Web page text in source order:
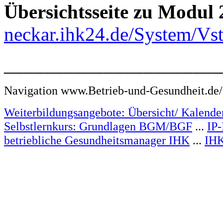
Übersichtsseite zu Modul
neckar.ihk24.de/System/
Navigation www.Betrieb-und-
Weiterbildungsangebote: Übersicht/
Selbstlernkurs: Grundlagen BGM/BGF ...
betriebliche Gesundheitsmanager IHK ...